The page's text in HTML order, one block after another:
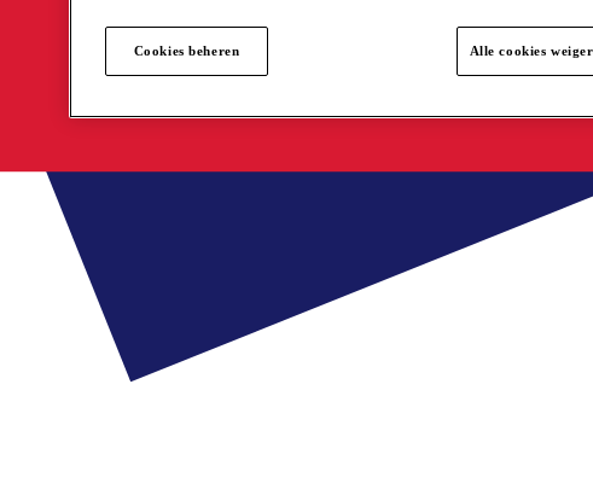
Cookies beheren Alle cookies